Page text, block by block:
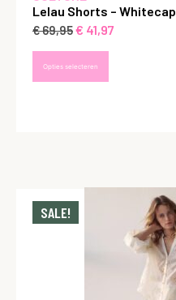
Lelau Shorts – Whitecap
€69,95€ 41,97
Opties selecteren
SALE!